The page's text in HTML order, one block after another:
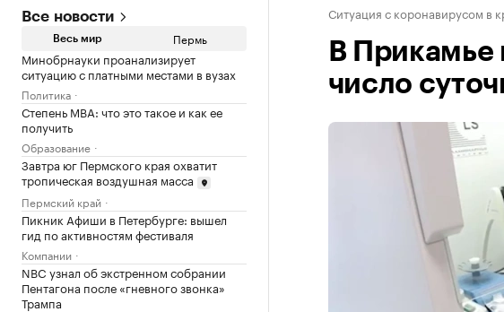
Все новости
Весь мир Пермь
Минобрнауки проанализирует
ситуацию с платными местами в вузах
Политика
Степень MBA: что это такое и как ее
получить
Образование
Завтра юг Пермского края охватит
тропическая воздушная масса
Пермский край
Пикник Афиши в Петербурге: вышел
гид по активностям фестиваля
Компании
NBC узнал об экстренном собрании
Пентагона после «гневного звонка»
Трампа
Ситуация с коронавирусом в
В Прикамье
число